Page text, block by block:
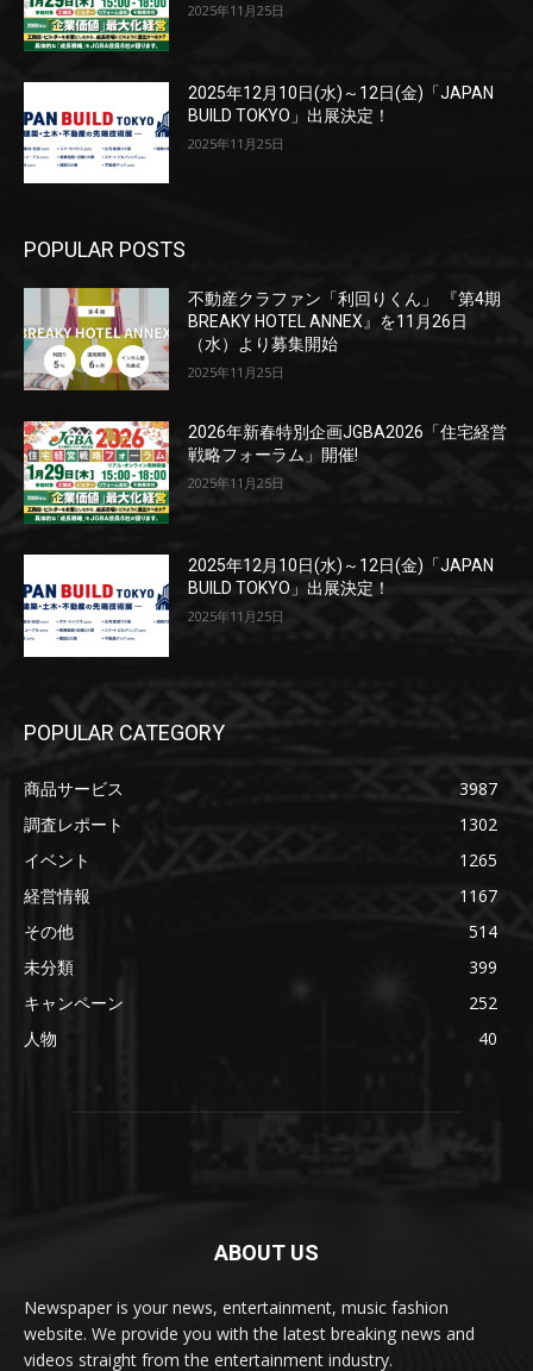
2025年11月25日
2025年12月10日(水)～12日(金)「JAPAN
BUILD TOKYO」出展決定！
2025年11月25日
POPULAR POSTS
不動産クラファン「利回りくん」 『第4期
BREAKY HOTEL ANNEX』を11月26日
（水）より募集開始
2025年11月25日
2026年新春特別企画JGBA2026「住宅経営
戦略フォーラム」開催!
2025年11月25日
2025年12月10日(水)～12日(金)「JAPAN
BUILD TOKYO」出展決定！
2025年11月25日
POPULAR CATEGORY
商品サービス
3987
調査レポート
1302
イベント
1265
経営情報
1167
その他
514
未分類
399
キャンペーン
252
人物
40
ABOUT US
Newspaper is your news, entertainment, music fashion
website. We provide you with the latest breaking news and
videos straight from the entertainment industry.